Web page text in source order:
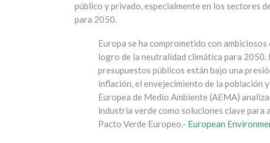
público y privado, especialmente en los sectores
para 2050.
Europa se ha comprometido con
logro de la neutralidad climática para
presupuestos públicos están bajo una
inflación, el envejecimiento de la población
Europea de Medio Ambiente (AEMA)
industria verde como soluciones clave
Pacto Verde Europeo.- European